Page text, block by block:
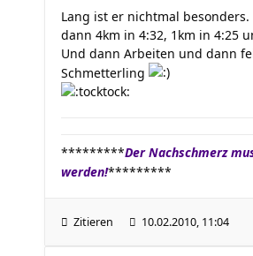
Lang ist er nichtmal
dann 4km in 4:32, 1km in 4:25
Und dann Arbeiten und dann
Schmetterling
*********Der Nachschmerz
werden!*********
Zitieren 10.02.2010, 11:04